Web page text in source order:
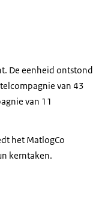
De eenheid ontstond
van 43
van 11
het MatlogCo
kerntaken.